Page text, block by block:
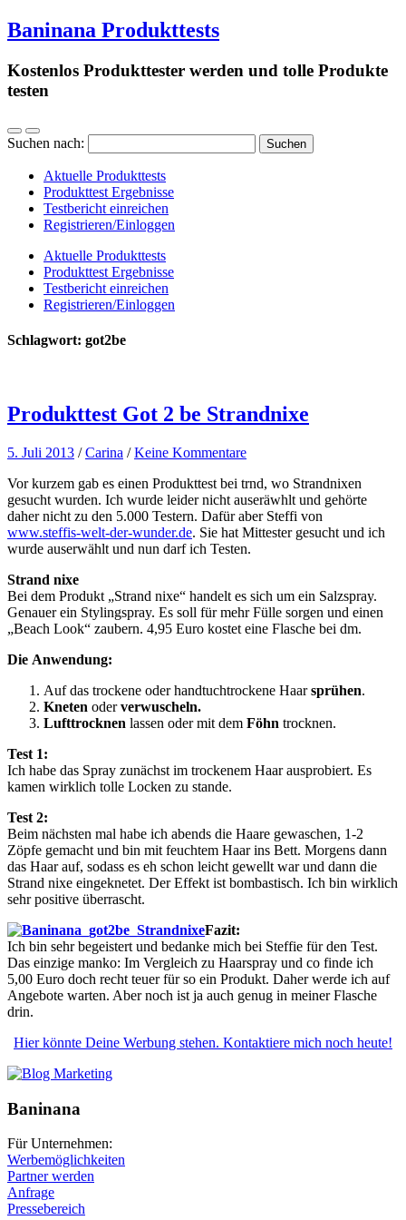
Baninana Produkttests
Kostenlos Produkttester werden und tolle Produkte
testen
Suchen nach:
Aktuelle Produkttests
Produkttest Ergebnisse
Testbericht einreichen
Registrieren/Einloggen
Aktuelle Produkttests
Produkttest Ergebnisse
Testbericht einreichen
Registrieren/Einloggen
Schlagwort: got2be
Produkttest Got 2 be Strandnixe
5. Juli 2013 /Carina /Keine Kommentare
Vor kurzem gab es einen Produkttest bei trnd, wo Strandnixen
gesucht wurden. Ich wurde leider nicht auseräwhlt und gehörte
daher nicht zu den 5.000 Testern. Dafür aber Steffi von
www.steffis-welt-der-wunder.de. Sie hat Mittester gesucht und ich
wurde auserwählt und nun darf ich Testen.
Strand nixe
Bei dem Produkt „Strand nixe“ handelt es sich um ein Salzspray.
Genauer ein Stylingspray. Es soll für mehr Fülle sorgen und einen
„Beach Look“ zaubern. 4,95 Euro kostet eine Flasche bei dm.
Die Anwendung:
Auf das trockene oder handtuchtrockene Haarsprühen.
Kneten oderverwuscheln.
Lufttrocknen lassen oder mit dem Föhn trocknen.
Test 1:
Ich habe das Spray zunächst im trockenem Haar ausprobiert. Es
kamen wirklich tolle Locken zu stande.
Test 2:
Beim nächsten mal habe ich abends die Haare gewaschen, 1-2
Zöpfe gemacht und bin mit feuchtem Haar ins Bett. Morgens dann
das Haar auf, sodass es eh schon leicht gewellt war und dann die
Strand nixe eingeknetet. Der Effekt ist bombastisch. Ich bin wirklich
sehr positive überrascht.
Fazit:
Ich bin sehr begeistert und bedanke mich bei Steffie für den Test.
Das einzige manko: Im Vergleich zu Haarspray und co finde ich
5,00 Euro doch recht teuer für so ein Produkt. Daher werde ich auf
Angebote warten. Aber noch ist ja auch genug in meiner Flasche
drin.
Hier könnte Deine Werbung stehen. Kontaktiere mich noch heute!
Baninana
Für Unternehmen:
Werbemöglichkeiten
Partner werden
Anfrage
Pressebereich